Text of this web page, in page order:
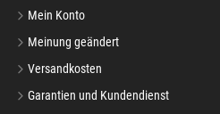
Mein Konto
Meinung geändert
Versandkosten
Garantien und Kundendienst